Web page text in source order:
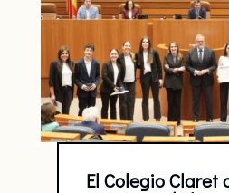
El Colegio Claret